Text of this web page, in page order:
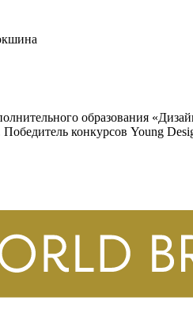
образования
конкурсов Young